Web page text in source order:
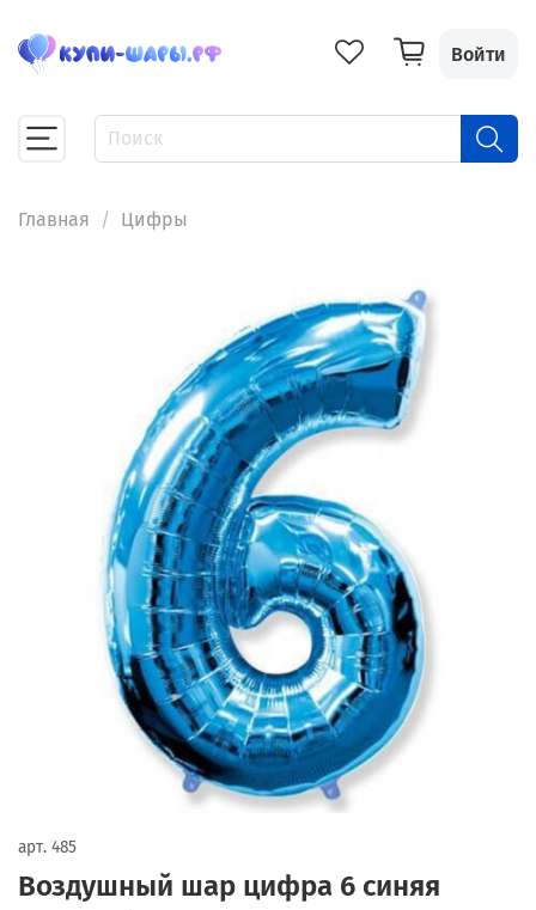
Войти
Главная Цифры
арт. 485
Воздушный шар цифра 6 синяя